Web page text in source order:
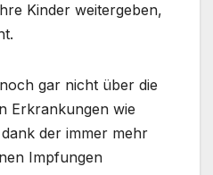
Kinder weitergeben,
gar nicht über die
Erkrankungen wie
der immer mehr
Impfungen